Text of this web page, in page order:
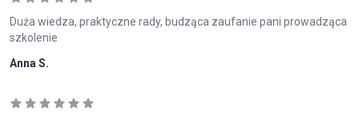
Duża wiedza, praktyczne rady, budząca zaufanie pani prowadząca
szkolenie
Anna S.